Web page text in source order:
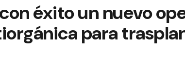
éxito un nuevo
para